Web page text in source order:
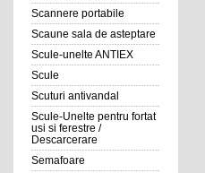
Scannere portabile
Scaune sala de asteptare
Scule-unelte ANTIEX
Scule
Scuturi antivandal
Scule-Unelte pentru fortat
usi si ferestre /
Descarcerare
Semafoare